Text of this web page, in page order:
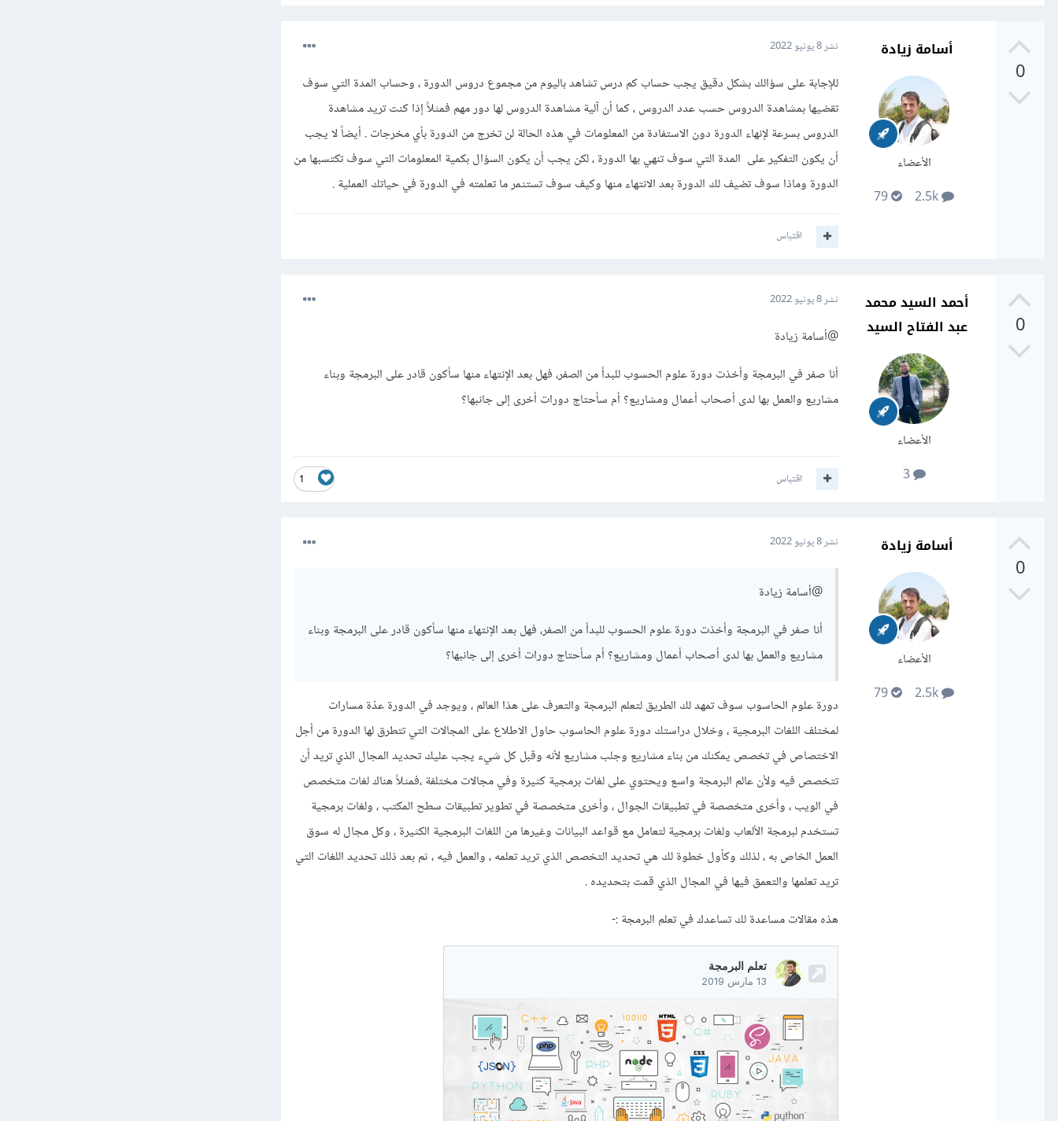
0
أسامة زيادة
الأعضاء
نشر8 يونيو 2022
للإجابة على سؤالك بشكل دقيق يجب حساب كم درس تشاهد باليوم من مجموع دروس الدورة ، وحساب المدة التي سوف
تقضيها بمشاهدة الدروس حسب عدد الدروس ، كما أن آلية مشاهدة الدروس لها دور مهم فمثلاً إذا كنت تريد مشاهدة
الدروس بسرعة لإنهاء الدورة دون الاستفادة من المعلومات في هذه الحالة لن تخرج من الدورة بأي مخرجات . أيضاً لا يجب
أن يكون التفكير على المدة التي سوف تنهي بها الدورة ، لكن يجب أن يكون السؤال بكمية المعلومات التي سوف تكتسبها من
الدورة وماذا سوف تضيف لك الدورة بعد الانتهاء منها وكيف سوف تستثمر ما تعلمته في الدورة في حياتك العملية .
اقتباس
0
أحمد السيد محمد
عبد الفتاح السيد
الأعضاء
3
نشر8 يونيو 2022
@أسامة زيادة
أنا صفر في البرمجة وأخذت دورة علوم الحسوب للبدأ من الصفر، فهل بعد الإنتهاء منها سأكون قادر على البرمجة وبناء
مشاريع والعمل بها لدى أصحاب أعمال ومشاريع؟ أم سأحتاج دورات أخرى إلى جانبها؟
1 اقتباس
0
أسامة زيادة
الأعضاء
نشر8 يونيو 2022
@أسامة زيادة
أنا صفر في البرمجة وأخذت دورة علوم الحسوب للبدأ من الصفر، فهل بعد الإنتهاء منها سأكون قادر على البرمجة وبناء
مشاريع والعمل بها لدى أصحاب أعمال ومشاريع؟ أم سأحتاج دورات أخرى إلى جانبها؟
دورة علوم الحاسوب سوف تمهد لك الطريق لتعلم البرمجة والتعرف على هذا العالم ، ويوجد في الدورة عدّة مسارات
لمختلف اللغات البرمجية ، وخلال دراستك دورة علوم الحاسوب حاول الاطلاع على المجالات التي تتطرق لها الدورة من أجل
الاختصاص في تخصص يمكنك من بناء مشاريع وجلب مشاريع لأنه وقبل كل شيء يجب عليك تحديد المجال الذي تريد أن
تتخصص فيه ولأن عالم البرمجة واسع ويحتوي على لغات برمجية كثيرة وفي مجالات مختلفة ،فمثلاً هناك لغات متخصص
في الويب ، وأخرى متخصصة في تطبيقات الجوال ، وأخرى متخصصة في تطوير تطبيقات سطح المكتب ، ولغات برمجية
تستخدم لبرمجة الألعاب ولغات برمجية لتعامل مع قواعد البيانات وغيرها من اللغات البرمجية الكثيرة ، وكل مجال له سوق
العمل الخاص به ، لذلك وكأول خطوة لك هي تحديد التخصص الذي تريد تعلمه ، والعمل فيه ، ثم بعد ذلك تحديد اللغات التي
تريد تعلمها والتعمق فيها في المجال الذي قمت بتحديده .
هذه مقالات مساعدة لك تساعدك في تعلم البرمجة :-